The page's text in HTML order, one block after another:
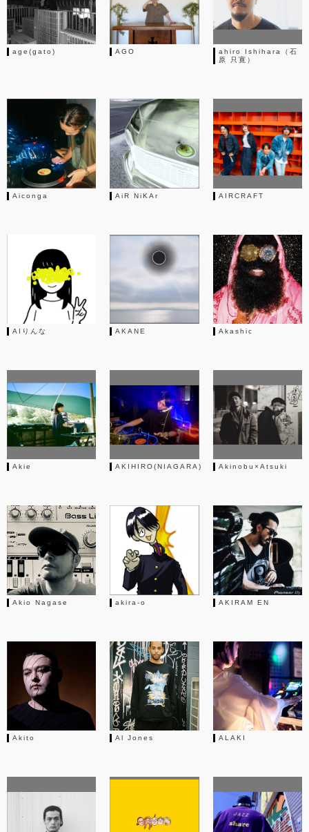
age(gato) AGO
ahiro Ishihara（石
原 只寛）
Aiconga AiR NiKAr AIRCRAFT
AIりんな AKANE Akashic
Akie AKIHIRO(NIAGARA) Akinobu×Atsuki
Akio Nagase akira-o AKIRAM EN
Akito Al Jones ALAKI